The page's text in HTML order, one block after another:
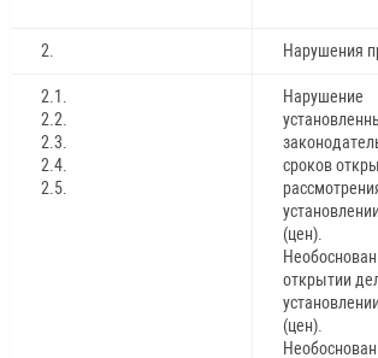
2. Нарушения
2.1.
2.2.
2.3.
2.4.
2.5.
Нарушение
сроков
(цен).
открытии
(цен).